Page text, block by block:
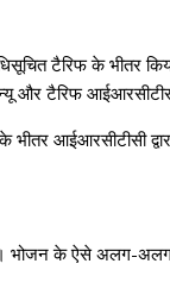
टैरिफ के
टैरिफ आईआरसीटीसी
आईआरसीटीसी
के ऐसे अलग-अलग